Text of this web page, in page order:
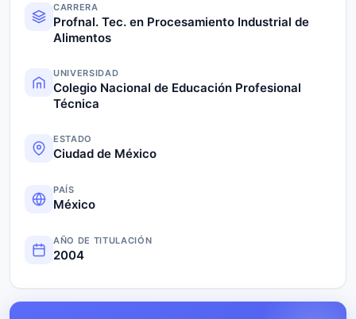
CARRERA
Profnal. Tec. en Procesamiento Industrial de
Alimentos
UNIVERSIDAD
Colegio Nacional de Educación Profesional
Técnica
ESTADO
Ciudad de México
PAÍS
México
AÑO DE TITULACIÓN
2004